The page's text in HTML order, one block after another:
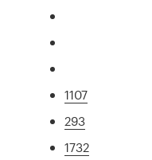
1107
293
1732